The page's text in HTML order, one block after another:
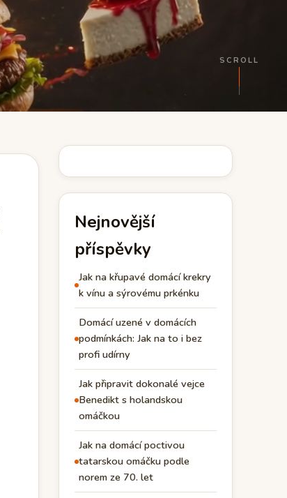
SCROLL
Nejnovější
příspěvky
Jak na křupavé domácí krekry
k vínu a sýrovému prkénku
Domácí uzené v domácích
podmínkách: Jak na to i bez
profi udírny
Jak připravit dokonalé vejce
Benedikt s holandskou
omáčkou
Jak na domácí poctivou
tatarskou omáčku podle
norem ze 70. let